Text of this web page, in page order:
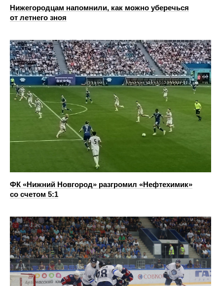
Нижегородцам напомнили, как можно уберечься
от летнего зноя
ФК «Нижний Новгород» разгромил «Нефтехимик»
со счетом 5:1